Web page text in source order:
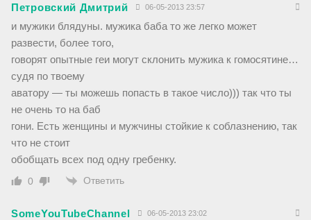
Петровский Дмитрий 06-05-2013 23:57
и мужики блядуны. мужика баба то же легко может
развести, более того,
говорят опытные геи могут склонить мужика к гомосятине…
судя по твоему
аватору — ты можешь попасть в такое число))) так что ты
не очень то на баб
гони. Есть женщины и мужчины стойкие к соблазнению, так
что не стоит
обобщать всех под одну гребенку.
0 Ответить
SomeYouTubeChannel 06-05-2013 23:02